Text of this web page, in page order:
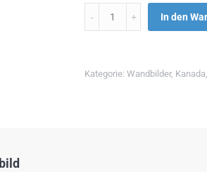
Menge In den
Kategorie: Wandbilder, Kanada,